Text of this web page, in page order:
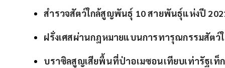
สำรวจสัตว์ใกล้สูญพันธุ์ 10 สายพันธุ์แห่งปี
ฝรั่งเศสผ่านกฎหมายแบนการทารุณกรรมสัตว์
บราซิลสูญเสียพื้นที่ป่าอเมซอนเทียบเท่ารัฐเท็